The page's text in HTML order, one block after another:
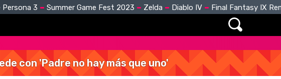
Persona 3 Summer Game Fest 2023 Zelda Diablo IV Final Fantasy IX
con 'Padre no hay más que uno'